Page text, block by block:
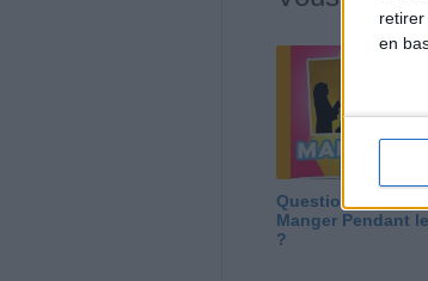
en
Question/Réponse
Manger Pendant
?